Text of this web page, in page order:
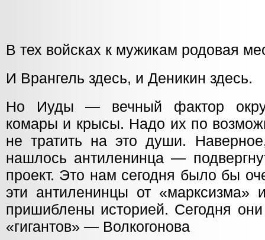
В тех войсках к мужикам родовая
И Врангель здесь, и Деникин здесь.
Но Иуды — вечный фактор
комары и крысы. Надо их по
не тратить на это души.
нашлось антиленинца —
проект. Это нам сегодня было бы
эти антиленинцы от «марксизма»
пришиблены историей. Сегодня
«гигантов» — Волкогонова